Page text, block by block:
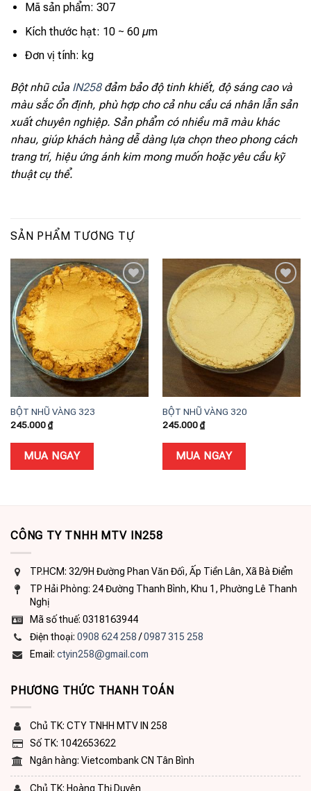
Mã sản phẩm: 307
Kích thước hạt: 10 ~ 60 µm
Đơn vị tính: kg
Bột nhũ của IN258đảm bảo độ tinh khiết, độ sáng cao và
màu sắc ổn định, phù hợp cho cả nhu cầu cá nhân lẫn sản
xuất chuyên nghiệp. Sản phẩm có nhiều mã màu khác
nhau, giúp khách hàng dễ dàng lựa chọn theo phong cách
trang trí, hiệu ứng ánh kim mong muốn hoặc yêu cầu kỹ
thuật cụ thể.
SẢN PHẨM TƯƠNG TỰ
Add to
wishlist
BỘT NHŨ VÀNG 323
245.000₫
MUA NGAY
Add to
wishlist
BỘT NHŨ VÀNG 320
245.000₫
MUA NGAY
CÔNG TY TNHH MTV IN258
TP.HCM: 32/9H Đường Phan Văn Đối, Ấp Tiền Lân, Xã Bà Điểm
TP Hải Phòng: 24 Đường Thanh Bình, Khu 1, Phường Lê Thanh
Nghị
Mã số thuế: 0318163944
Điện thoại: 0908 624 258 /0987 315 258
Email: ctyin258@gmail.com
PHƯƠNG THỨC THANH TOÁN
Chủ TK: CTY TNHH MTV IN 258
Số TK: 1042653622
Ngân hàng: Vietcombank CN Tân Bình
Chủ TK: Hoàng Thị Duyên